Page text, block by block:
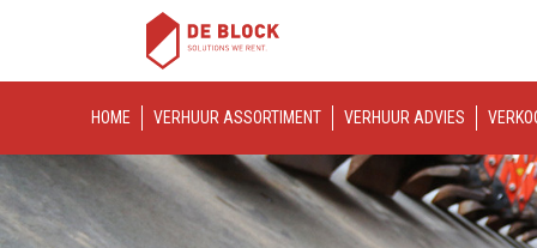
HOME VERHUUR ASSORTIMENT VERHUUR ADVIES